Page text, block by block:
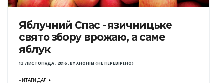
Яблучний Спас - язичницьке
свято збору врожаю, а саме
яблук
13 ЛИСТОПАДА , 2016,BYАНОНІМ (НЕ ПЕРЕВІРЕНО)
ЧИТАТИ ДАЛІ